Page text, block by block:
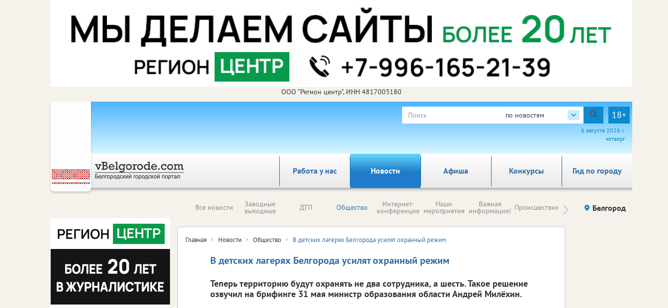
ООО "Регион центр", ИНН 4817003180
по новостям 18+
6 августа 2026 г.
четверг
Работа у нас Новости Афиша Гид по городу
Конкурсы
Все новости Заводные
выходные ДТП Общество Интернет-
конференция
Наши
мероприятия
Важная
информация! Происшествия Здоровье компаний (на
правах
Белгород
Главная Новости Общество В детских лагерях Белгорода усилят охранный режим
В детских лагерях Белгорода усилят охранный режим
Теперь территорию будут охранять не два сотрудника, а шесть. Такое решение
озвучил на брифинге 31 мая министр образования области Андрей Милёхин.